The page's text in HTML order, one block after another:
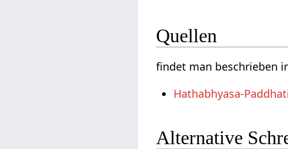
Quellen
findet man beschrieben
Hathabhyasa-
Alternative